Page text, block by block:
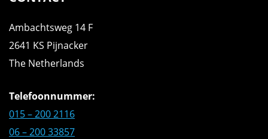
Ambachtsweg 14 F
2641 KS Pijnacker
The Netherlands
Telefoonnummer:
015 – 200 2116
06 – 200 33857